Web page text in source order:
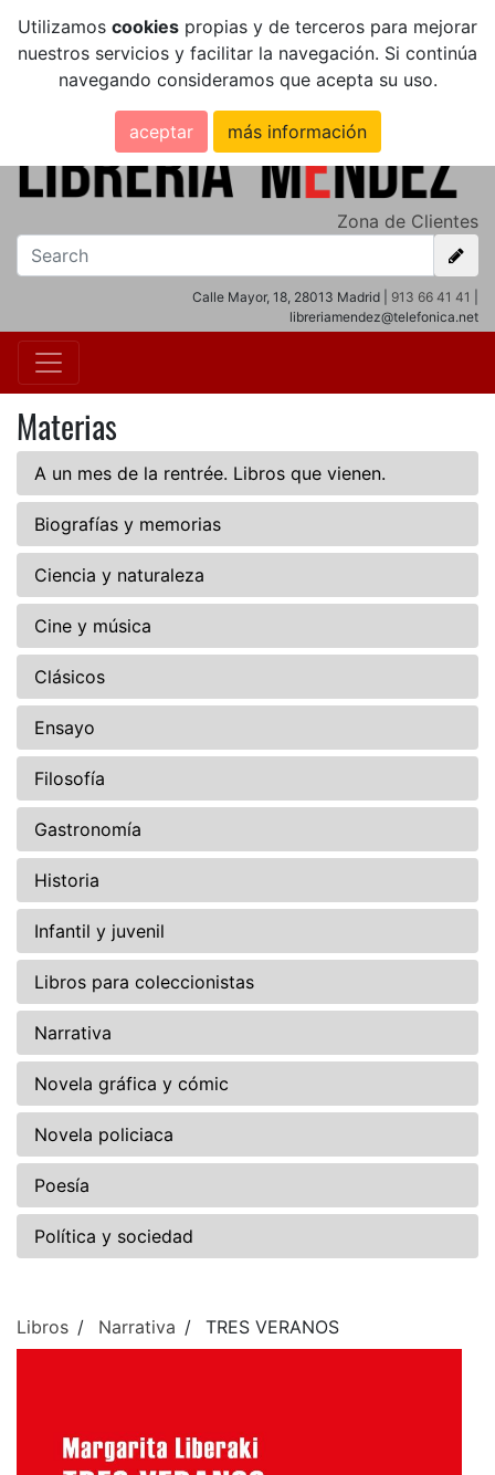
Utilizamos cookies propias y de terceros para mejorar
nuestros servicios y facilitar la navegación. Si continúa
navegando consideramos que acepta su uso.
aceptar más información
Zona de Clientes
Calle Mayor, 18, 28013 Madrid | 913 66 41 41
libreriamendez@telefonica.net
Materias
A un mes de la rentrée. Libros que vienen.
Biografías y memorias
Ciencia y naturaleza
Cine y música
Clásicos
Ensayo
Filosofía
Gastronomía
Historia
Infantil y juvenil
Libros para coleccionistas
Narrativa
Novela gráfica y cómic
Novela policiaca
Poesía
Política y sociedad
Libros Narrativa TRES VERANOS